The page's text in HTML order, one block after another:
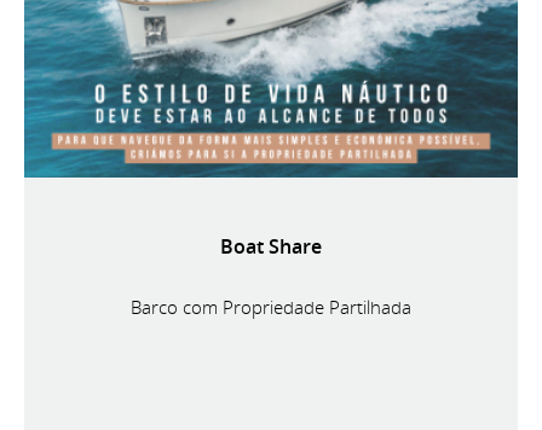
Boat Share
Barco com Propriedade Partilhada